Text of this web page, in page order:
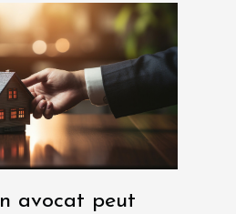
avocat peut